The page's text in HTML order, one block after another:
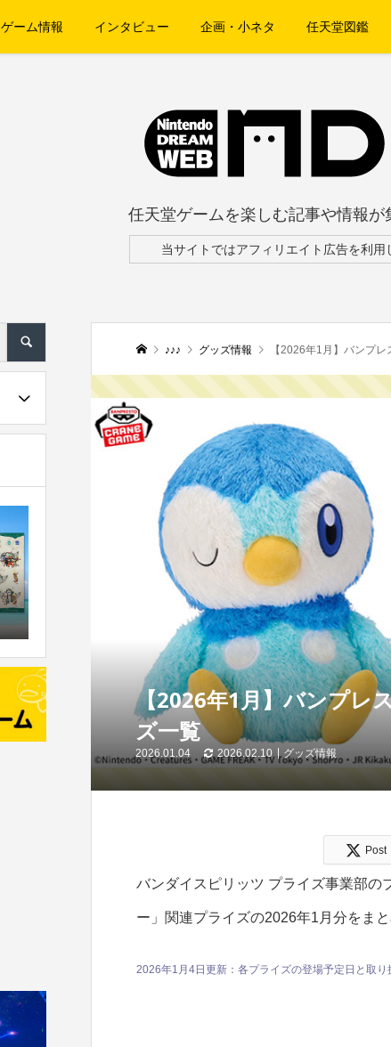
ゲーム情報 インタビュー 企画・小ネタ 任天堂図鑑
任天堂ゲームを楽しむ記事や情報が
当サイトではアフィリエイト広告を利用
♪♪♪ グッズ情報 【2026年1月】バンプ
【2026年1月】バンプレ
ズ一覧
2026.01.04 2026.02.10 グッズ情報
Post
バンダイスピリッツ プライズ事業部の
ー」関連プライズの2026年1月分をま
2026年1月4日更新：各プライズの登場予定日と取